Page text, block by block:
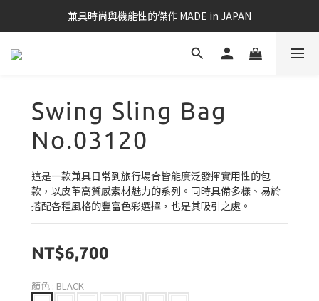
兼具時尚與機能性的傑作 MADE in JAPAN
Swing Sling Bag
No.03120
這是一款兼具日常到旅行場合皆能廣泛發揮實用性的包
款，以皮革高質感素材魅力的系列。同時具備多樣、易於
搭配各種風格的豐富色彩選擇，也是其吸引之處。
NT$6,700
顏色 : BLACK